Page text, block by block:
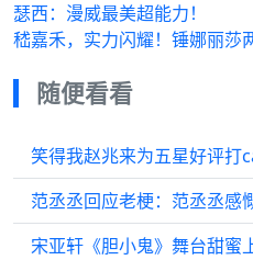
瑟西：漫威最美超能力！
嵇嘉禾，实力闪耀！锤娜丽莎
随便看看
范丞丞回应老梗：范丞丞感
宋亚轩《胆小鬼》舞台甜蜜